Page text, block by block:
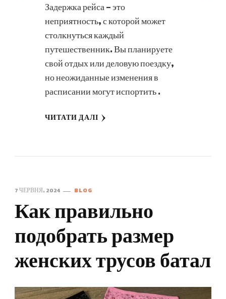
Задержка рейса – это
неприятность, с которой может
столкнуться каждый
путешественник. Вы планируете
свой отдых или деловую поездку,
но неожиданные изменения в
расписании могут испортить …
ЧИТАТИ ДАЛІ
7 ЧЕРВНЯ, 2024 BLOG
Как правильно
подобрать размер
женских трусов батал